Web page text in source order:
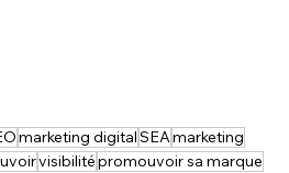
marketing digitalSEAmarketing
visibilitépromouvoir sa marque